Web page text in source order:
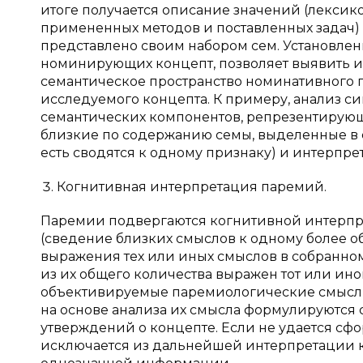
итоге получается описание значений
примененных методов и поставленных
представлено своим набором сем.
номинирующих концепт, позволяет выявить
семантическое пространство
исследуемого концепта. К примеру, анализ
семантических компонентов,
близкие по содержанию семы, выделенные в
есть сводятся к одному признаку) и
Когнитивная интерпретация паремий.
Паремии подвергаются когнитивной
(сведение близких смыслов к одному более
выражения тех или иных смыслов в
из их общего количества выражен тот или
объективируемые паремиологические
на основе анализа их смысла
утверждений о концепте. Если не удается
исключается из дальнейшей интерпретации